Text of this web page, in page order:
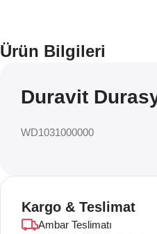
Ürün Bilgileri
Duravit
WD1031000000
Kargo & Teslimat
Ambar Teslimatı